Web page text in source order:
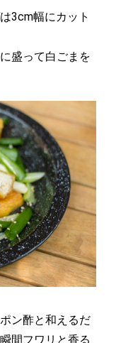
3cm幅にカット
盛って白ごまを
ン酢と和えるだ
間フワリと香る